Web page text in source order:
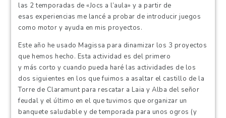
las 2 temporadas de «Jocs a l’aula» y a partir de
esas experiencias me lancé a probar de introducir juegos
como motor y ayuda en mis proyectos.
Este año he usadoMagissa para dinamizar los 3 proyectos
que hemos hecho. Esta actividad es del primero
y más corto y cuando pueda haré las actividades de los
dos siguientes en los que fuimos a asaltar el castillo de la
Torre de Claramuntpara rescatar a Laia y Alba del señor
feudal y el último en el que tuvimos que organizar un
banquete saludable y de temporada para unos ogros (y